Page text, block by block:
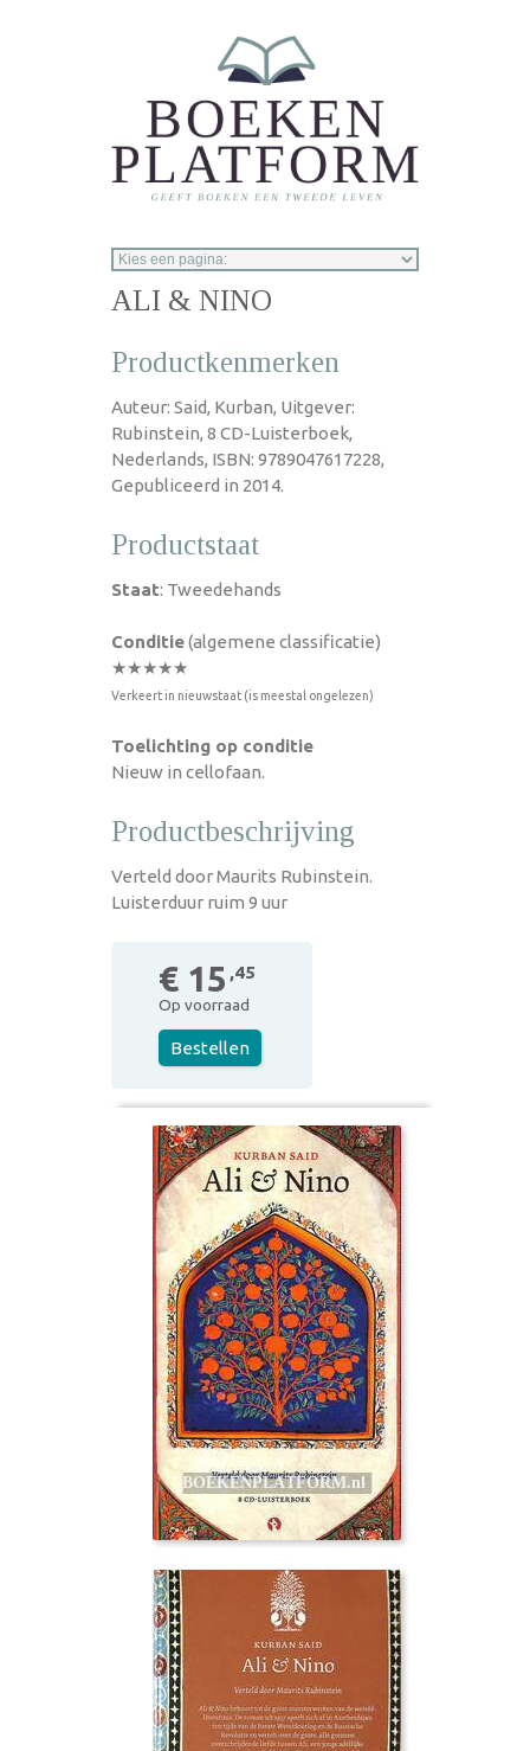
ALI & NINO
Productkenmerken
Auteur: Said, Kurban, Uitgever:
Rubinstein, 8 CD-Luisterboek,
Nederlands, ISBN: 9789047617228,
Gepubliceerd in 2014.
Productstaat
Staat: Tweedehands
Conditie(algemene classificatie)
★★★★★
Verkeert in nieuwstaat (is meestal ongelezen)
Toelichting op conditie
Nieuw in cellofaan.
Productbeschrijving
Verteld door Maurits Rubinstein.
Luisterduur ruim 9 uur
€ 15 ,45
Op voorraad
Bestellen